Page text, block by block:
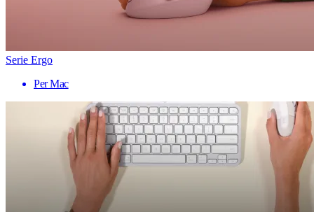
Serie Ergo
Per Mac